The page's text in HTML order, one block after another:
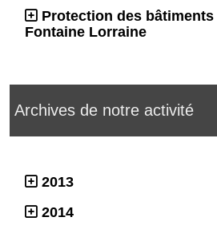
Protection des
Fontaine Lorraine
Archives de notre activité
2013
2014